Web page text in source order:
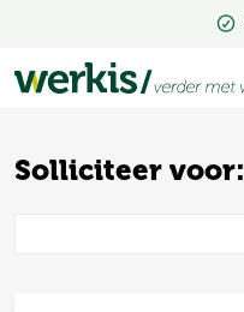
Solliciteer voor: